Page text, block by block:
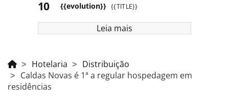
{{evolution}} {{TITLE}}
Leia mais
Hotelaria
Distribuição
Caldas Novas é 1ª a regular hospedagem em
residências